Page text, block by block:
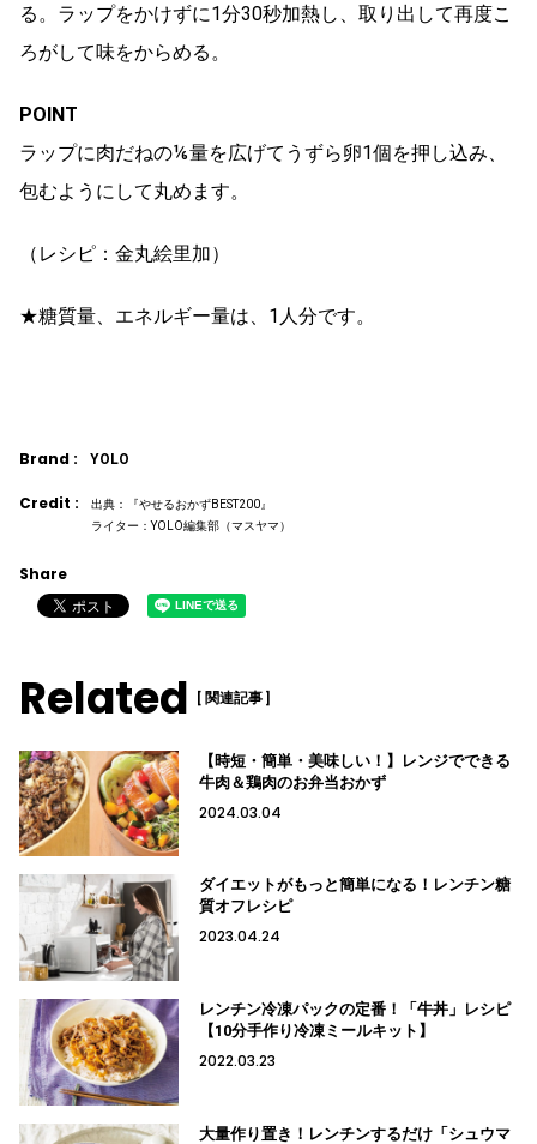
る。ラップをかけずに1分30秒加熱し、取り出して再度こ
ろがして味をからめる。
POINT
ラップに肉だねの⅙量を広げてうずら卵1個を押し込み、
包むようにして丸めます。
（レシピ：金丸絵里加）
★糖質量、エネルギー量は、1人分です。
Brand : YOLO
Credit :
出典：『やせるおかずBEST200』
ライター：YOLO編集部（マスヤマ）
Share
Related [ 関連記事 ]
【時短・簡単・美味しい！】レンジでできる
牛肉＆鶏肉のお弁当おかず
2024.03.04
ダイエットがもっと簡単になる！レンチン糖
質オフレシピ
2023.04.24
レンチン冷凍パックの定番！「牛丼」レシピ
【10分手作り冷凍ミールキット】
2022.03.23
大量作り置き！レンチンするだけ「シュウマ